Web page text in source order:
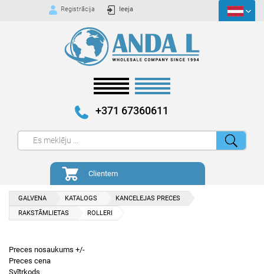
Registrācija Ieeja
+371 67360611
Clientem
GALVENA KATALOGS
KANCELEJAS PRECES
RAKSTĀMLIETAS
ROLLERI
Preces nosaukums +/-
Preces cena
Svītrkods